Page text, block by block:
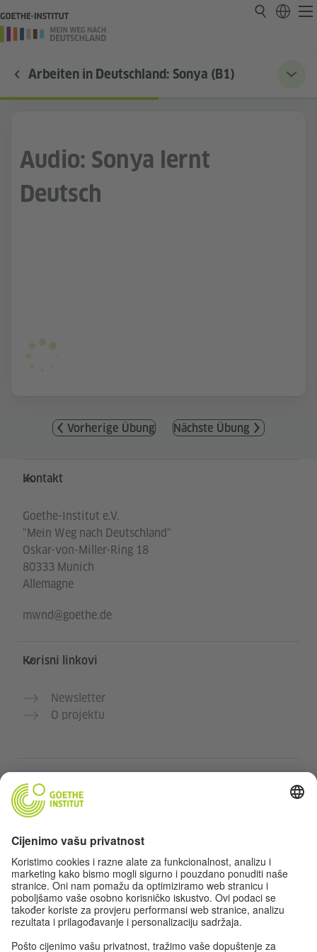
Arbeiten in Deutschland: Sonya (B1)
Audio: Sonya lernt
Deutsch
Vorherige Übung Nächste Übung
Service- und Informationsbereich
Kontakt
Goethe-Institut e.V.
"Mein Weg nach Deutschland"
Oskar-von-Miller-Ring 18
80333 Munich
Allemagne
mwnd@goethe.de
Korisni linkovi
Newsletter
O projektu
Kurse njemačkog jezika Goethe-Instituta
Portal za nastavnike „Deutschstunde“
Privatnost i pristupačnost